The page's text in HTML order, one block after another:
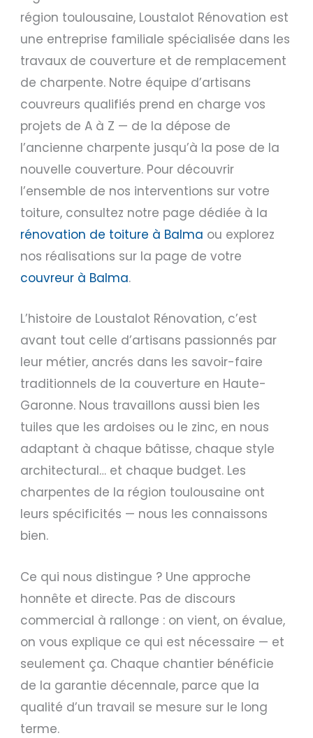
région toulousaine, Loustalot Rénovation est
une entreprise familiale spécialisée dans les
travaux de couverture et de remplacement
de charpente. Notre équipe d’artisans
couvreurs qualifiés prend en charge vos
projets de A à Z — de la dépose de
l’ancienne charpente jusqu’à la pose de la
nouvelle couverture. Pour découvrir
l’ensemble de nos interventions sur votre
toiture, consultez notre page dédiée à la
rénovation de toiture à Balma ou explorez
nos réalisations sur la page de votre
couvreur à Balma.
L’histoire de Loustalot Rénovation, c’est
avant tout celle d’artisans passionnés par
leur métier, ancrés dans les savoir-faire
traditionnels de la couverture en Haute-
Garonne. Nous travaillons aussi bien les
tuiles que les ardoises ou le zinc, en nous
adaptant à chaque bâtisse, chaque style
architectural… et chaque budget. Les
charpentes de la région toulousaine ont
leurs spécificités — nous les connaissons
bien.
Ce qui nous distingue ? Une approche
honnête et directe. Pas de discours
commercial à rallonge : on vient, on évalue,
on vous explique ce qui est nécessaire — et
seulement ça. Chaque chantier bénéficie
de la garantie décennale, parce que la
qualité d’un travail se mesure sur le long
terme.